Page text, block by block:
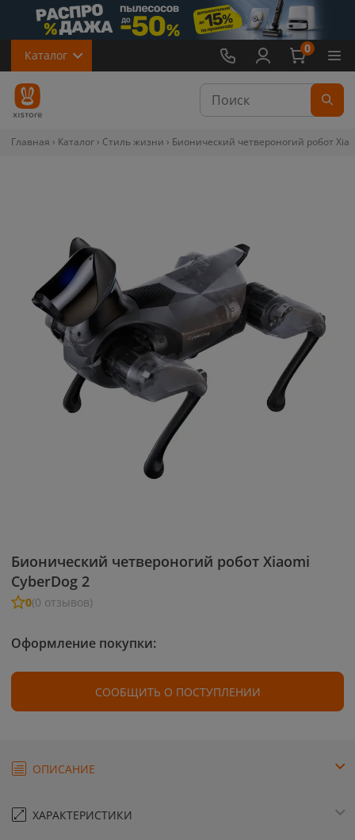
Каталог 0
Главная Каталог Стиль жизни Бионический четвероногий робот
Бионический четвероногий робот Xiaomi
CyberDog 2
0(0 отзывов)
Оформление покупки:
СООБЩИТЬ О ПОСТУПЛЕНИИ
ОПИСАНИЕ
ХАРАКТЕРИСТИКИ